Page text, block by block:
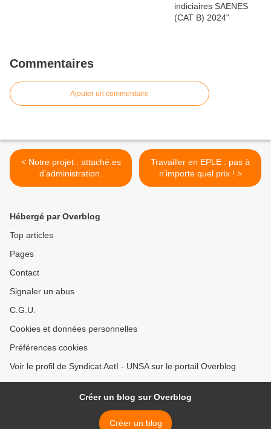
Commentaires
Ajouter un commentaire
< Notre projet : attaché.es
d’administration.
Travailler en EPLE : pas à
n’importe quel prix ! >
Hébergé par Overblog
Top articles
Pages
Contact
Signaler un abus
C.G.U.
Cookies et données personnelles
Préférences cookies
Voir le profil de Syndicat AetI - UNSA sur le portail Overblog
Créer un blog sur Overblog
Créer un blog